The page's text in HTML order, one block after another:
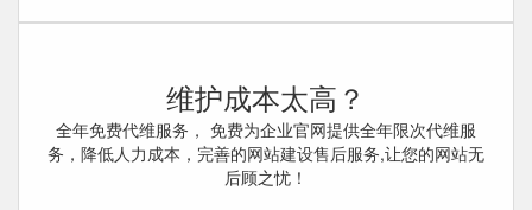
维护成本太高？
全年免费代维服务， 免费为企业官网提供全年限次代维服
务，降低人力成本，完善的网站建设售后服务,让您的网站无
后顾之忧！